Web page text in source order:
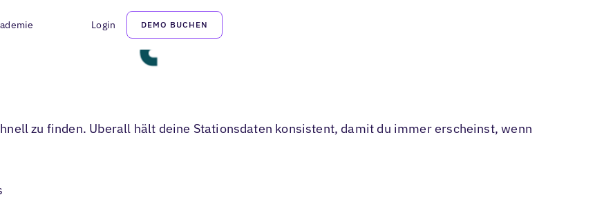
Login DEMO BUCHEN
zu finden. Uberall hält deine Stationsdaten konsistent, damit du immer erscheinst, wenn